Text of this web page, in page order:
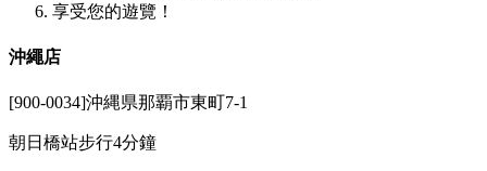
享受您的遊覽！
沖繩店
[900-0034]沖縄県那覇市東町7-1
朝日橋站步行4分鐘